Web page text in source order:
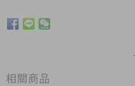
相關商品